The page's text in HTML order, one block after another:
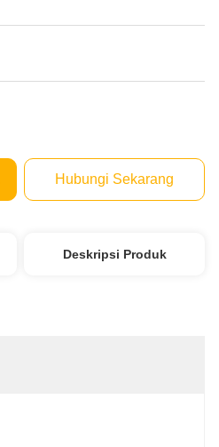
Hubungi Sekarang
Deskripsi Produk